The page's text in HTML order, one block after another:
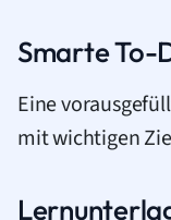
Smarte To-
Eine
mit wichtigen